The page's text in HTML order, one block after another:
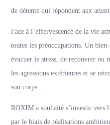
de détente qui répondent aux
Face à l’effervescence de la vie
toutes les préoccupations. Un
évacuer le stress, de recouvrer
les agressions extérieures et se
son corps…
ROXIM a souhaité s’investir vers
par le biais de réalisations